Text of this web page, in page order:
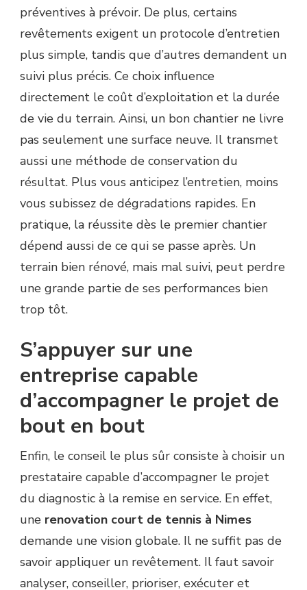
préventives à prévoir. De plus, certains
revêtements exigent un protocole d’entretien
plus simple, tandis que d’autres demandent un
suivi plus précis. Ce choix influence
directement le coût d’exploitation et la durée
de vie du terrain. Ainsi, un bon chantier ne livre
pas seulement une surface neuve. Il transmet
aussi une méthode de conservation du
résultat. Plus vous anticipez l’entretien, moins
vous subissez de dégradations rapides. En
pratique, la réussite dès le premier chantier
dépend aussi de ce qui se passe après. Un
terrain bien rénové, mais mal suivi, peut perdre
une grande partie de ses performances bien
trop tôt.
S’appuyer sur une
entreprise capable
d’accompagner le projet de
bout en bout
Enfin, le conseil le plus sûr consiste à choisir un
prestataire capable d’accompagner le projet
du diagnostic à la remise en service. En effet,
une renovation court de tennis à Nimes
demande une vision globale. Il ne suffit pas de
savoir appliquer un revêtement. Il faut savoir
analyser, conseiller, prioriser, exécuter et